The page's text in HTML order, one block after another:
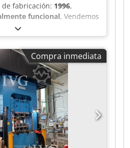
de fabricación: 1996,
funcional, Vendemos
usada Dunkes HDS
1000 kN Recorrido del
de instalación: 400 mm
el suelo: 950 mm
(ancho x profundidad):
del pistón (ancho x
630 mm Diámetro del
vástago del pistón: 50 mm
(ancho x
2120 x 1565 x 4000 mm
650 litros Velocidad de
de aproximación: 400
Compra inmediata